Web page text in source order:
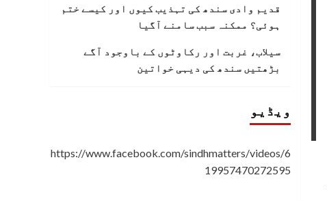
قدیم وادی سندھ کی تہذیب کیوں اور کیسے ختم
ہوئی؟ ممکنہ سبب سامنے آگیا
سیلاب، غربت اور رکاوٹوں کے باوجود آگے
بڑھتیں سندھ کی دیہی خواتین
ویڈیو
https://www.facebook.com/sindhmatters/videos/6
19957470272595